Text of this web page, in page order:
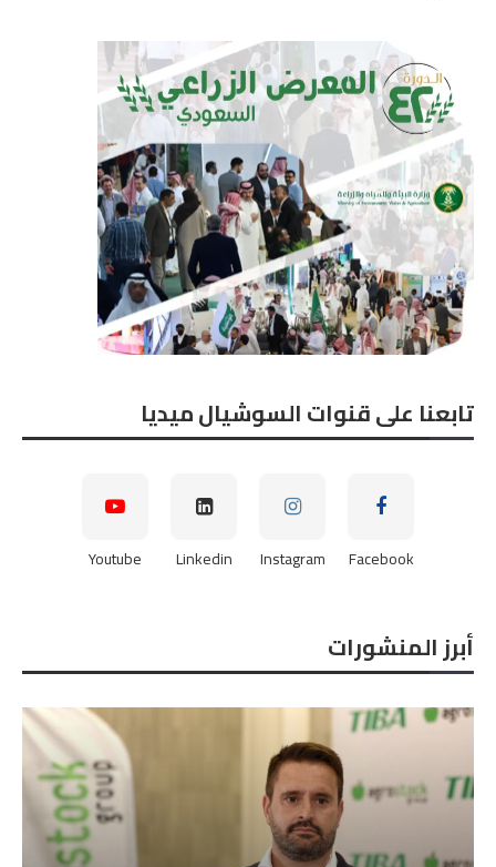
تابعنا على قنوات السوشيال ميديا
Facebook
Instagram
Linkedin
Youtube
أبرز المنشورات